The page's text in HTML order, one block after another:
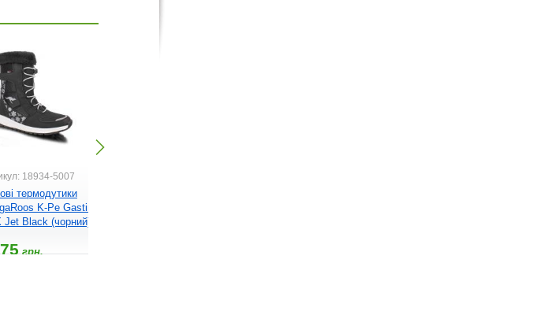
18934-5007
термодутики
K-Pe Gastin
Jet Black (чорний)
грн.